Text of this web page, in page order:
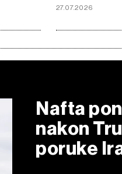
27.07.2026
Nafta
nakon
poruke